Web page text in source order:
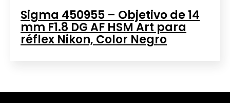
Sigma 450955 – Objetivo de 14
mm F1.8 DG AF HSM Art para
réflex Nikon, Color Negro